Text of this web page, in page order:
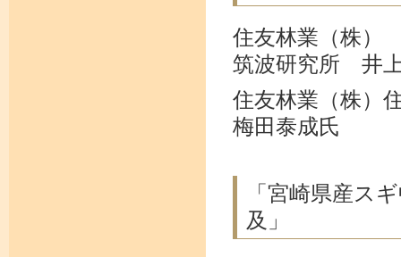
住友林業（株）
筑波研究所 井
住友林業（株）
梅田泰成氏
「宮崎県産ス
及」